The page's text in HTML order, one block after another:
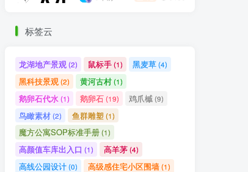
标签云
龙湖地产景观 (2) 鼠标手 (1) 黑麦草(4)
黑科技景观(2) 黄河古村(1)
鹅卵石代水 (1) 鹅卵石(19) 鸡爪槭(9)
鸟瞰素材 鱼群雕塑(1)
魔方公寓SOP标准手册(1)
高颜值车库出入口 (1) 高羊茅(4)
高线公园设计 (0) 高级感住宅小区围墙(1)